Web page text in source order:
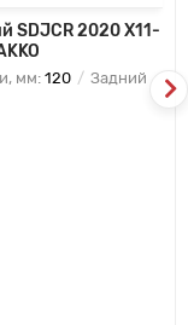
SDJCR 2020 X11-
мм: 120
Задний